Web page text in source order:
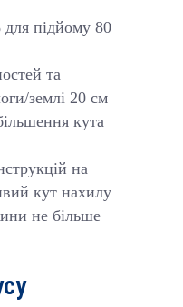
для підйому 80
та
землі 20 см
кута
на
кут нахилу
не більше